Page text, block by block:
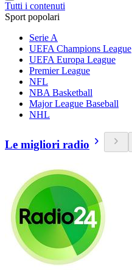
Tutti i contenuti
Sport popolari
Serie A
UEFA Champions League
UEFA Europa League
Premier League
NFL
NBA Basketball
Major League Baseball
NHL
Le migliori radio